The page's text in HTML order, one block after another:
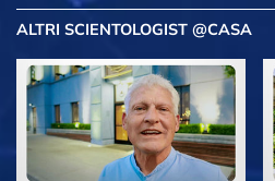
ALTRI SCIENTOLOGIST @CASA